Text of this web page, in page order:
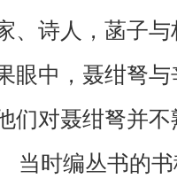
、诗人，菡子
眼中，聂绀弩
们对聂绀弩并
当时编丛书的